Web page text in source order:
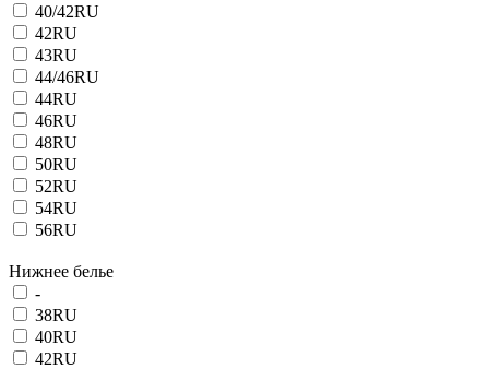
40/42RU
42RU
43RU
44/46RU
44RU
46RU
48RU
50RU
52RU
54RU
56RU
Нижнее белье
-
38RU
40RU
42RU